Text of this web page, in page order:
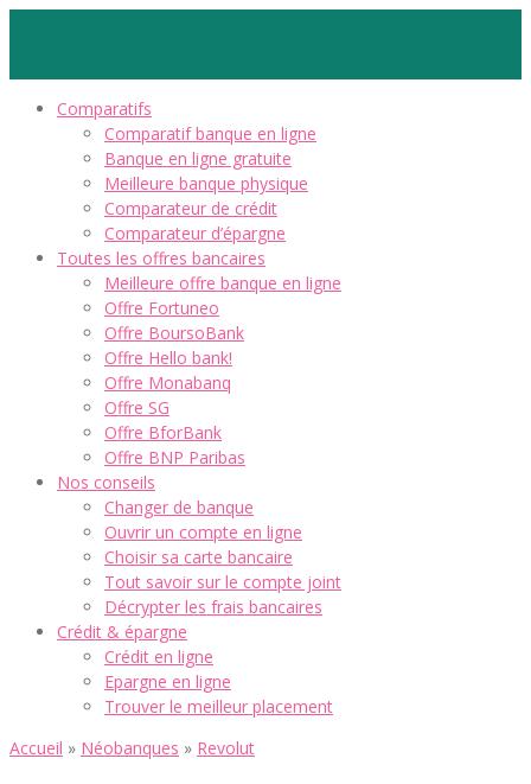
Comparatifs
Comparatif banque en ligne
Banque en ligne gratuite
Meilleure banque physique
Comparateur de crédit
Comparateur d’épargne
Toutes les offres bancaires
Meilleure offre banque en ligne
Offre Fortuneo
Offre BoursoBank
Offre Hello bank!
Offre Monabanq
Offre SG
Offre BforBank
Offre BNP Paribas
Nos conseils
Changer de banque
Ouvrir un compte en ligne
Choisir sa carte bancaire
Tout savoir sur le compte joint
Décrypter les frais bancaires
Crédit & épargne
Crédit en ligne
Epargne en ligne
Trouver le meilleur placement
Accueil » Néobanques » Revolut